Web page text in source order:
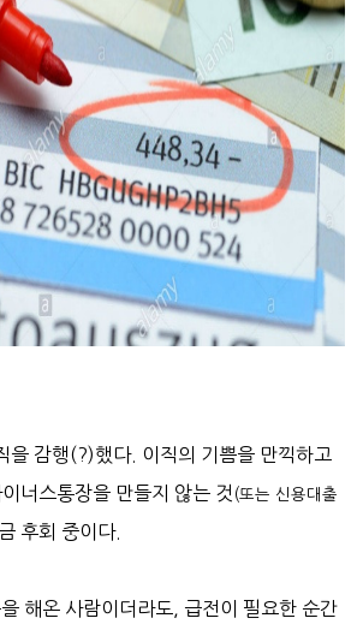
을 감행(?)했다. 이직의 기쁨을 만끽하고
너스통장을 만들지 않는 것 (또는 신용대출
후회 중이다.
해온 사람이더라도, 급전이 필요한 순간